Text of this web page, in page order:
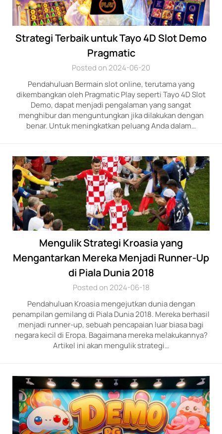
Strategi Terbaik untuk Tayo 4D Slot Demo
Pragmatic
Posted on 2024-06-20
Pendahuluan Bermain slot online, terutama yang
dikembangkan oleh Pragmatic Play seperti Tayo 4D Slot
Demo, dapat menjadi pengalaman yang sangat
menghibur dan menguntungkan jika dilakukan dengan
benar. Untuk meningkatkan peluang Anda dalam…
Mengulik Strategi Kroasia yang
Mengantarkan Mereka Menjadi Runner-Up
di Piala Dunia 2018
Posted on 2024-06-18
Pendahuluan Kroasia mengejutkan dunia dengan
penampilan gemilang di Piala Dunia 2018. Mereka berhasil
menjadi runner-up, sebuah pencapaian luar biasa bagi
negara kecil di Eropa. Bagaimana mereka melakukannya?
Artikel ini akan mengulik strategi…